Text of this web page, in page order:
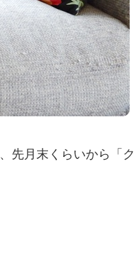
先月末くらいから「ク